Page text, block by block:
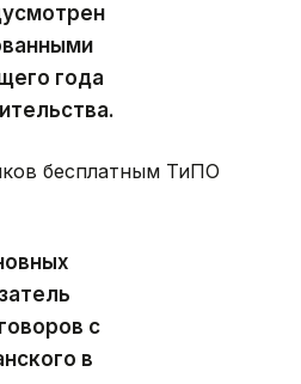
года
бесплатным ТиПО
с
в